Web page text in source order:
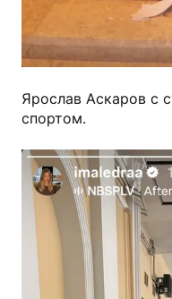
Ярослав Аскаров с
спортом.